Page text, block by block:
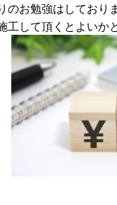
のお勉強はしてお
工して頂くとよいか